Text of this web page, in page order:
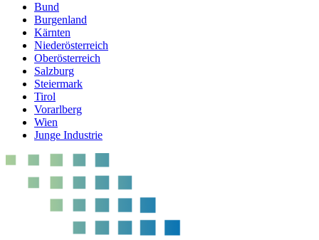
Bund
Burgenland
Kärnten
Niederösterreich
Oberösterreich
Salzburg
Steiermark
Tirol
Vorarlberg
Wien
Junge Industrie